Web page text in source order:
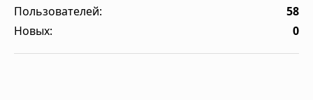
Пользователей:
58
Новых:
0